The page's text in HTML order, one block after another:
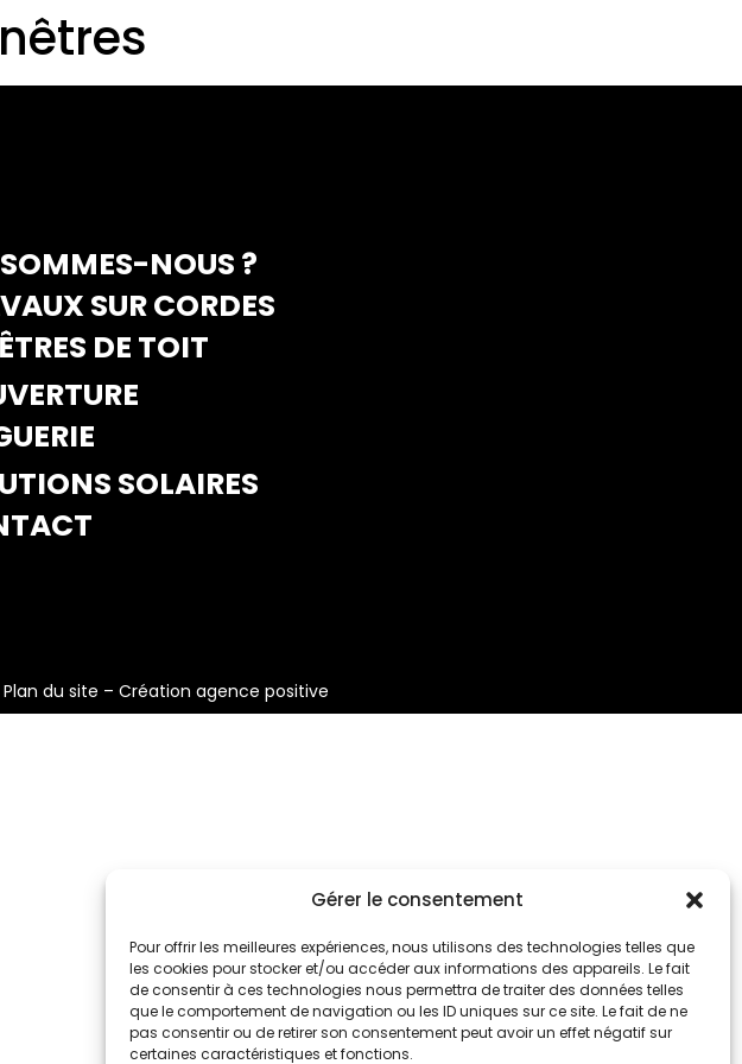
Gérer le consentement
Pour offrir les meilleures expériences, nous utilisons des technologies telles que
les cookies pour stocker et/ou accéder aux informations des appareils. Le fait
de consentir à ces technologies nous permettra de traiter des données telles
que le comportement de navigation ou les ID uniques sur ce site. Le fait de ne
pas consentir ou de retirer son consentement peut avoir un effet négatif sur
certaines caractéristiques et fonctions.
NOUS ?
SUR CORDES
DE TOIT
SOLAIRES
Plan du site – Création agence positive